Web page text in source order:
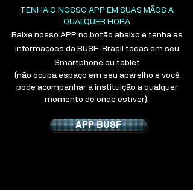
TENHA O NOSSO APP EM SUAS MÃOS A
QUALQUER HORA
Baixe nosso APP no botão abaixo e tenha as
informações da BUSF-Brasil todas em seu
Smartphone ou tablet
(não ocupa espaço em seu aparelho e você
pode acompanhar a instituição a qualquer
momento de onde estiver).
APP BUSF